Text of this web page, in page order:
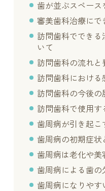
歯が並ぶスペース
審美歯科治療にで
訪問歯科でできる
いて
訪問歯科の流れと
訪問歯科における
訪問歯科の今後の
訪問歯科で使用す
歯周病が引き起こ
歯周病の初期症状
歯周病は老化や美
歯周病による歯の
歯周病になりやす